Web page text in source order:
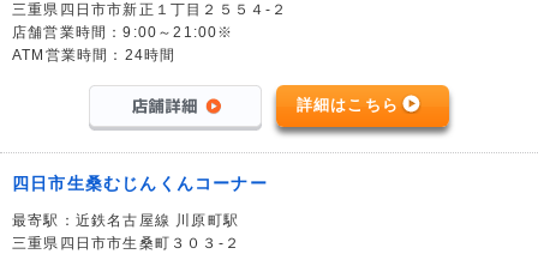
三重県四日市市新正１丁目２５５４-２
店舗営業時間：9:00～21:00※
ATM営業時間：24時間
詳細はこちら
四日市生桑むじんくんコーナー
最寄駅：近鉄名古屋線 川原町駅
三重県四日市市生桑町３０３-２